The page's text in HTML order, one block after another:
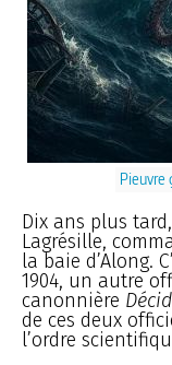
Dix ans plus
Lagrésille,
la baie d’Along.
1904, un autre
canonnière
de ces deux
l’ordre